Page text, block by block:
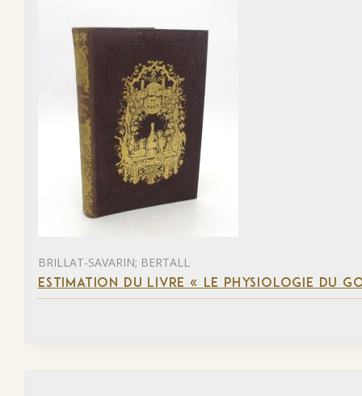
BRILLAT-SAVARIN; BERTALL
ESTIMATION DU LIVRE « LE PHYSIOLOGIE DU